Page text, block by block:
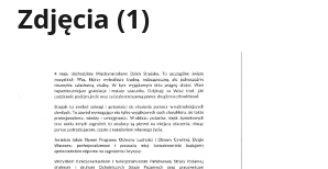
Zdjęcia (1)